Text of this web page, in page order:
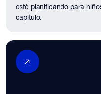
esté planificando para
capítulo.